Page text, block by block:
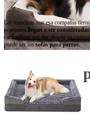
Sofás para
Las mascotas son esa compañía
ocasiones
llegan a ser
caracterizan por dar alegría en
puede ser lossofás para perros.